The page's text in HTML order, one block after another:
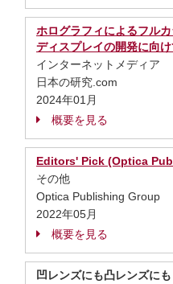
ホログラフィによるフル
ディスプレイの開発に向
インターネットメディア
日本の研究.com
2024年01月
概要を見る
Editors' Pick (Optica
その他
Optica Publishing Group
2022年05月
概要を見る
凹レンズにも凸レンズに